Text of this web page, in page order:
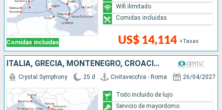
Comidas incluidas US$ 14,114 +Tasas
Wifi ilimitado
Comidas incluidas
ITALIA, GRECIA, MONTENEGRO, CROACIA, MALTA
Crystal Symphony 25 d Civitavecchia - Roma 26/04/2027
Todo incluido de lujo
Servicio de mayordomo